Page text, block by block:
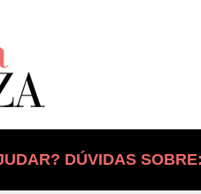
DÚVIDAS SOBRE: